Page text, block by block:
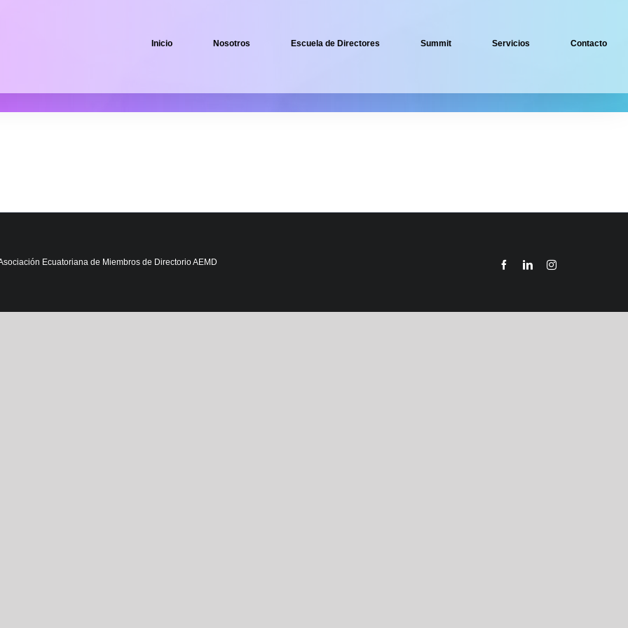
Inicio Nosotros Escuela de Directores Summit Servicios Contacto
Ecuatoriana de Miembros de Directorio AEMD FacebookLinkedInInstagram